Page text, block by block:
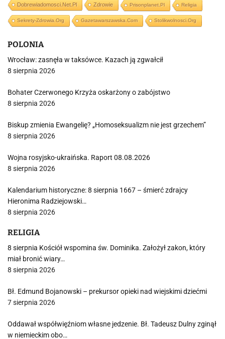
Dobrewiadomosci.net.pl Zdrowie Prisonplanet.pl Religia
Sekrety-Zdrowia.org Gazetawarszawska.com Stolikwolnosci.org
POLONIA
Wrocław: zasnęła w taksówce. Kazach ją zgwałcił
8 sierpnia 2026
Bohater Czerwonego Krzyża oskarżony o zabójstwo
8 sierpnia 2026
Biskup zmienia Ewangelię? „Homoseksualizm nie jest grzechem”
8 sierpnia 2026
Wojna rosyjsko-ukraińska. Raport 08.08.2026
8 sierpnia 2026
Kalendarium historyczne: 8 sierpnia 1667 – śmierć zdrajcy
Hieronima Radziejowski…
8 sierpnia 2026
RELIGIA
8 sierpnia Kościół wspomina św. Dominika. Założył zakon, który
miał bronić wiary…
8 sierpnia 2026
Bł. Edmund Bojanowski – prekursor opieki nad wiejskimi dziećmi
7 sierpnia 2026
Oddawał współwięźniom własne jedzenie. Bł. Tadeusz Dulny zginął
w niemieckim obo…